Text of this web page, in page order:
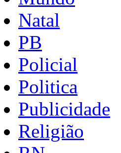
Natal
PB
Policial
Politica
Publicidade
Religião